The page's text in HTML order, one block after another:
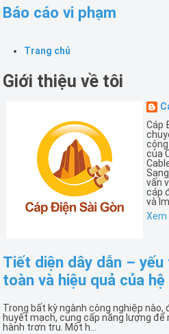
Báo cáo vi phạm
Trang chủ
Giới thiệu về tôi
Cáp
của
vấn
cáp
và
Xem
Tiết diện dây dẫn –
toàn và hiệu quả của
Trong bất kỳ ngành công nghiệp nào,
huyết mạch, cung cấp năng lượng để
hành trơn tru. Một h...